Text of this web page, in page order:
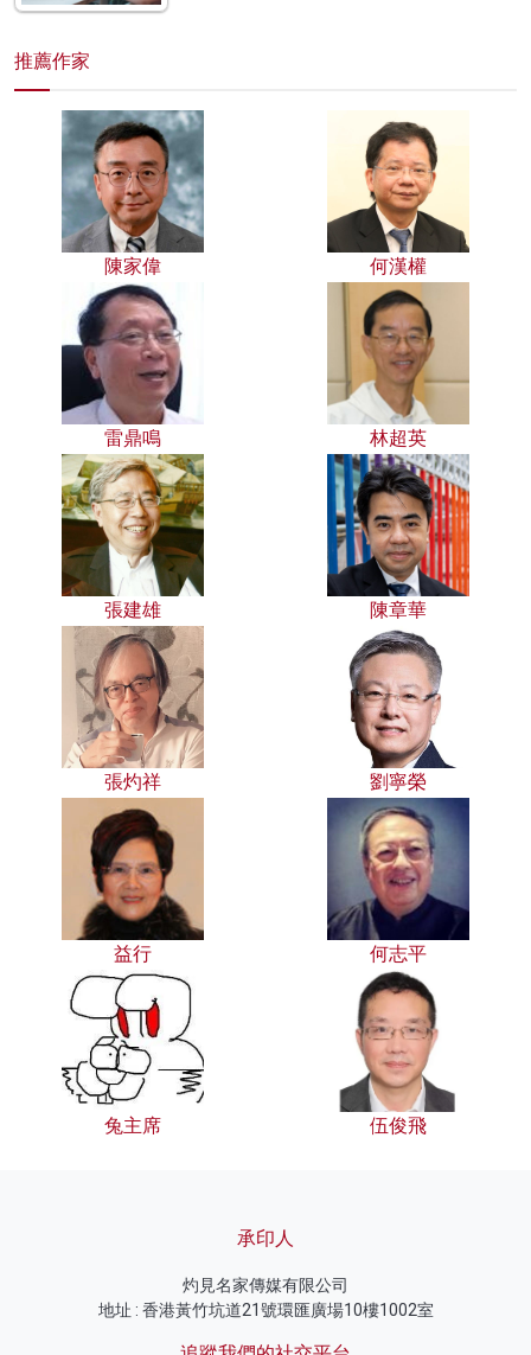
推薦作家
陳家偉 何漢權
雷鼎鳴 林超英
張建雄 陳章華
張灼祥 劉寧榮
益行 何志平
兔主席 伍俊飛
承印人
灼見名家傳媒有限公司
地址 : 香港黃竹坑道21號環匯廣場10樓1002室